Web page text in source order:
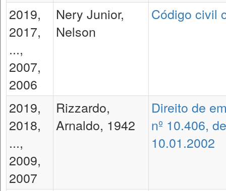
2019,
2017,
...,
2007,
2006
Nery Junior,
Nelson
Código civil
2019,
2018,
...,
2009,
2007
Rizzardo,
Arnaldo, 1942
Direito de
nº 10.406, de
10.01.2002